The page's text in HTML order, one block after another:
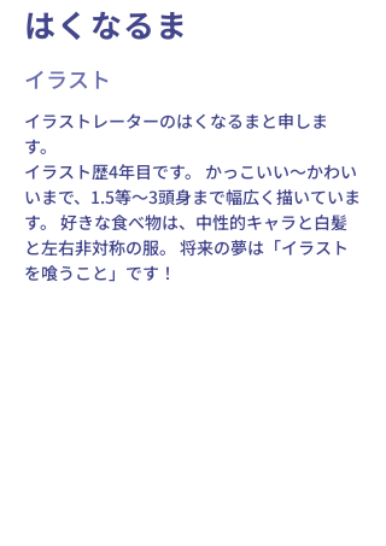
はくなるま
イラスト
イラストレーターのはくなるまと申しま
す。
イラスト歴4年目です。 かっこいい～かわい
いまで、1.5等～3頭身まで幅広く描いていま
す。 好きな食べ物は、中性的キャラと白髪
と左右非対称の服。 将来の夢は「イラスト
を喰うこと」です！